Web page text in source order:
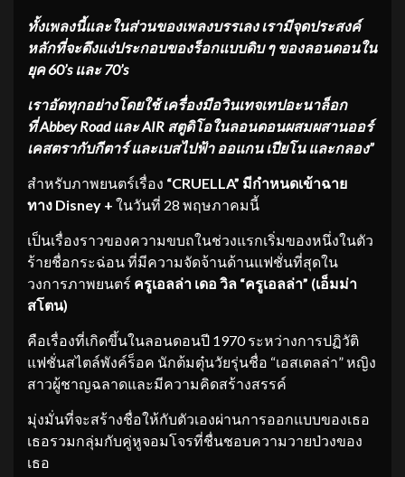
ทั้งเพลงนี้และในส่วนของเพลงบรรเลง เรามีจุดประสงค์
หลักที่จะดึงแง่ประกอบของร็อกแบบดิบ ๆ ของลอนดอนใน
ยุค60’s และ 70’s
เราอัดทุกอย่างโดยใช้ เครื่องมือวินเทจเทปอะนาล็อก
ที่Abbey Road และ AIR สตูดิโอในลอนดอนผสมผสานออร์
เคสตรากับกีตาร์ และเบสไปฟ้า ออแกน เปียโน และกลอง”
สำหรับภาพยนตร์เรื่อง “CRUELLA” มีกำหนดเข้าฉาย
ทาง Disney + ในวันที่ 28 พฤษภาคมนี้
เป็นเรื่องราวของความขบถในช่วงแรกเริ่มของหนึ่งในตัว
ร้ายชื่อกระฉ่อน ที่มีความจัดจ้านด้านแฟชั่นที่สุดใน
วงการภาพยนตร์ ครูเอลล่า เดอ วิล “ครูเอลล่า” (เอ็มม่า
สโตน)
คือเรื่องที่เกิดขึ้นในลอนดอนปี 1970 ระหว่างการปฏิวัติ
แฟชั่นสไตล์พังค์ร็อค นักต้มตุ๋นวัยรุ่นชื่อ “เอสเตลล่า” หญิง
สาวผู้ชาญฉลาดและมีความคิดสร้างสรรค์
มุ่งมั่นที่จะสร้างชื่อให้กับตัวเองผ่านการออกแบบของเธอ
เธอรวมกลุ่มกับคู่หูจอมโจรที่ชื่นชอบความวายป่วงของ
เธอ